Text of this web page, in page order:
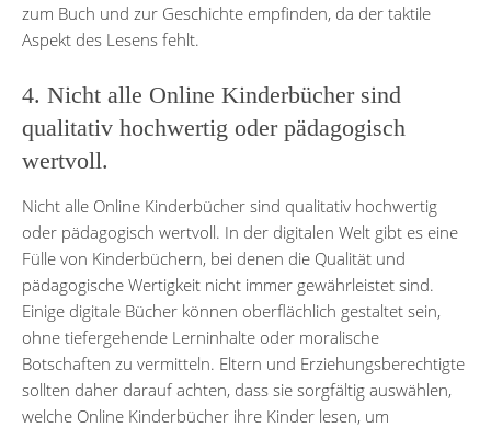
zum Buch und zur Geschichte empfinden, da der taktile
Aspekt des Lesens fehlt.
4. Nicht alle Online Kinderbücher sind
qualitativ hochwertig oder pädagogisch
wertvoll.
Nicht alle Online Kinderbücher sind qualitativ hochwertig
oder pädagogisch wertvoll. In der digitalen Welt gibt es eine
Fülle von Kinderbüchern, bei denen die Qualität und
pädagogische Wertigkeit nicht immer gewährleistet sind.
Einige digitale Bücher können oberflächlich gestaltet sein,
ohne tiefergehende Lerninhalte oder moralische
Botschaften zu vermitteln. Eltern und Erziehungsberechtigte
sollten daher darauf achten, dass sie sorgfältig auswählen,
welche Online Kinderbücher ihre Kinder lesen, um